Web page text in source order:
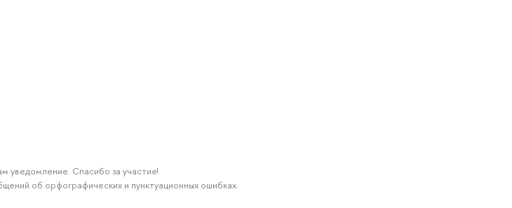
уведомление. Спасибо за участие!
об орфографических и пунктуационных ошибках.